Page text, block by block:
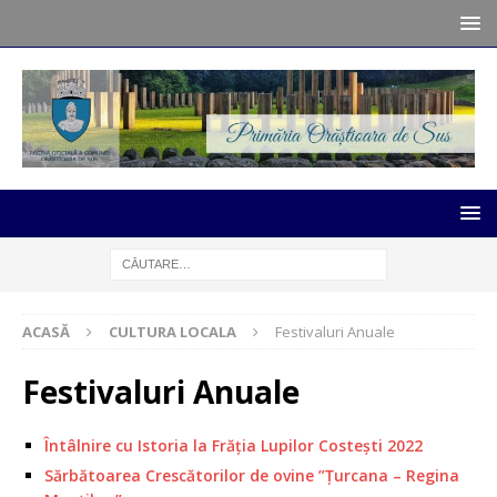
ACASĂ CULTURA LOCALA Festivaluri Anuale
Festivaluri Anuale
Întâlnire cu Istoria la Frăția Lupilor Costești 2022
Sărbătoarea Crescătorilor de ovine ”Țurcana – Regina